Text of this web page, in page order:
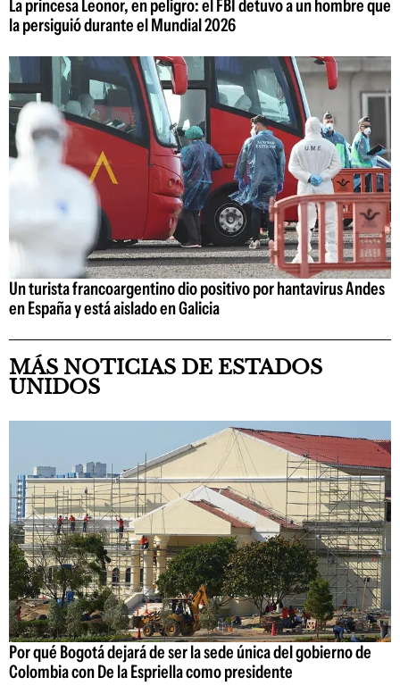
La princesa Leonor, en peligro: el FBI detuvo a un hombre que
la persiguió durante el Mundial 2026
Un turista francoargentino dio positivo por hantavirus Andes
en España y está aislado en Galicia
MÁS NOTICIAS DE ESTADOS
UNIDOS
Por qué Bogotá dejará de ser la sede única del gobierno de
Colombia con De la Espriella como presidente